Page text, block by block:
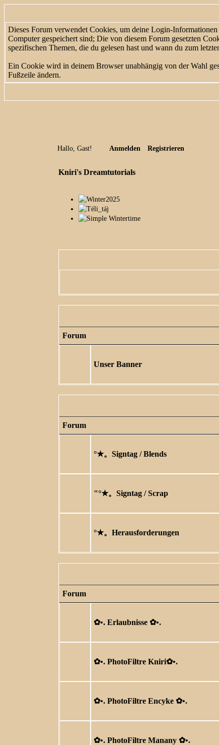
Dieses Forum verwendet Cookies, um deine Login-
Computer gespeichert sind; Die von diesem Forum gesetzten
spezifischen Themen, die du gelesen hast und wann du zum
Ein Cookie wird in deinem Browser unabhängig von der Wahl
Fußzeile ändern.
Hallo, Gast! Anmelden Registrieren
Kniri's Dreamtutorials
Forum
Unser Banner
Forum
°★。Signtag / Blends
"°★。Signtag / Scrap
°★。Herausforderungen
Forum
✿ •. Erlaubnisse ✿ •.
✿ •. PhotoFiltre Kniri✿ •.
✿ •. PhotoFiltre Encyke ✿ •.
✿ •. PhotoFiltre Manany ✿ •.